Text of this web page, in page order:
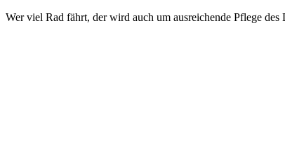
Wer viel Rad fährt, der wird auch um ausreichende Pflege